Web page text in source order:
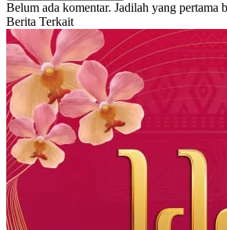
Belum ada komentar. Jadilah yang pertama
Berita Terkait